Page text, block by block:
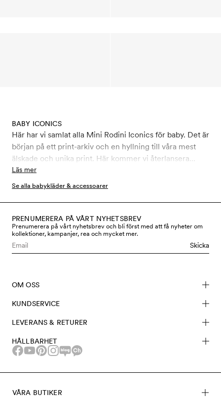
BABY ICONICS
Här har vi samlat alla Mini Rodini Iconics för baby. Det är
början på ett print-arkiv och en hyllning till våra mest
älskade och unika print. Här kommer vi återlansera
några personliga favoriter till vår grundare och Creative
Director, Cassandra Rhodin. Alla Mini Rodini print
vattenfärg och som alltid, printade på hållbart bättre
material, såsom GOTS-certifierad ekologisk bomull och
TENCEL™ Lyocell.
Läs mer
Se alla babykläder & accessoarer
PRENUMERERA PÅ VÅRT NYHETSBREV
Prenumerera på vårt nyhetsbrev och bli först med att få nyheter om
kollektioner, kampanjer, rea och mycket mer.
Skicka
OM OSS
KUNDSERVICE
LEVERANS & RETURER
HÅLLBARHET
VÅRA BUTIKER